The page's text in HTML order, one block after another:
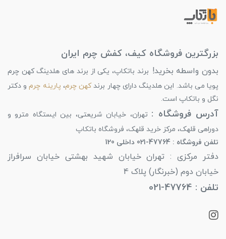
بزرگترین فروشگاه کیف، کفش چرم ایران
بدون واسطه بخرید! برند باتکاپ، یکی از برند های هلدینگ کهن چرم
پویا می باشد. این هلدینگ دارای چهار برندکهن چرم، پارینه چرمو دکتر
نگل و باتکاپ است.
آدرس فروشگاه : تهران، خیابان شریعتی، بین ایستگاه مترو و
دوراهی قلهک، مرکز خرید قلهک، فروشگاه باتکاپ
تلفن فروشگاه : 47764-021 داخلی 120
دفتر مرکزی : تهران خیابان شهید بهشتی خیابان سرافراز
خیابان دوم (خبرنگار) پلاک 4
تلفن : 47764-021